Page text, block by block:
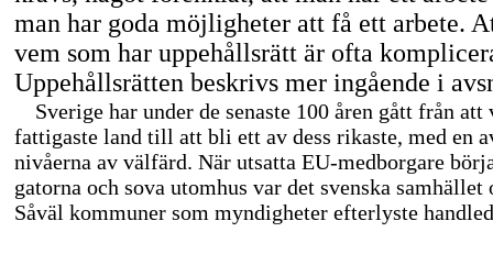
man har goda möjligheter att få ett arbete.
vem som har uppehållsrätt är ofta
Uppehållsrätten beskrivs mer ingående i
Sverige har under de senaste 100 åren gått från att
fattigaste land till att bli ett av dess rikaste, med en
nivåerna av välfärd. När utsatta EU-medborgare
gatorna och sova utomhus var det svenska samhället
Såväl kommuner som myndigheter efterlyste